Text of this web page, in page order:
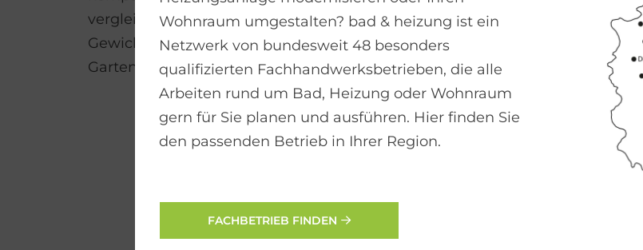
vergleichsweise niedrigen Höhe und des geringen
Gewichts lässt sich die Außeneinheit platzsparend im
Garten, Hinterhof oder auf der Terrasse montieren.
Wohnraum umgestalten? bad & heizung ist ein
Netzwerk von bundesweit 48 besonders
qualifizierten Fachhandwerksbetrieben, die alle
Arbeiten rund um Bad, Heizung oder Wohnraum
gern für Sie planen und ausführen. Hier finden Sie
den passenden Betrieb in Ihrer Region.
FACHBETRIEB FINDEN